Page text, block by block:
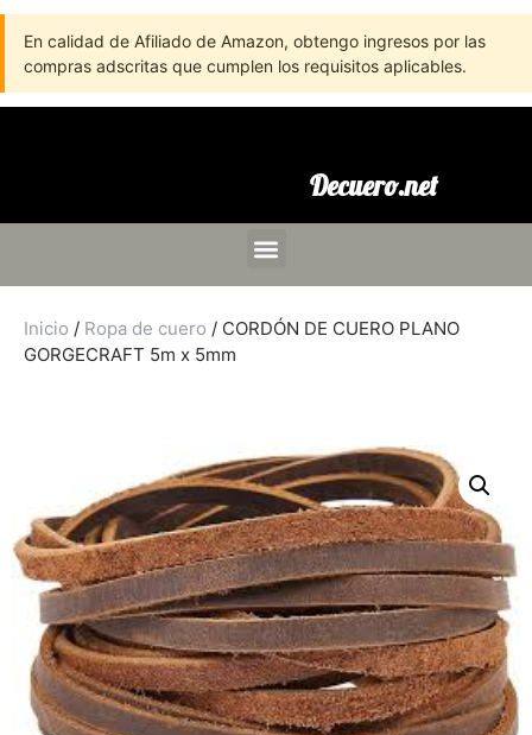
En calidad de Afiliado de Amazon, obtengo ingresos por las
compras adscritas que cumplen los requisitos aplicables.
Decuero.net
Inicio / Ropa de cuero / CORDÓN DE CUERO PLANO
GORGECRAFT 5m x 5mm